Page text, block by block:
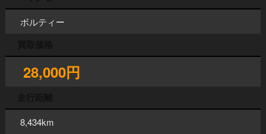
ボルティー
28,000円
8,434km